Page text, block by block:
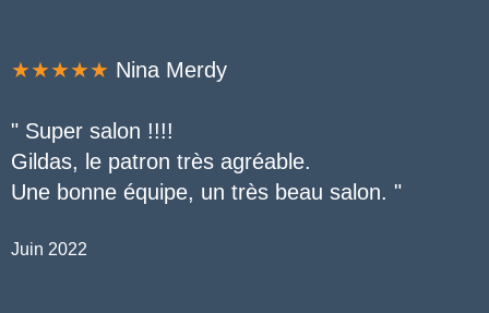
★★★★★ Nina Merdy
" Super salon !!!!
Gildas, le patron très agréable.
Une bonne équipe, un très beau salon. "
Juin 2022